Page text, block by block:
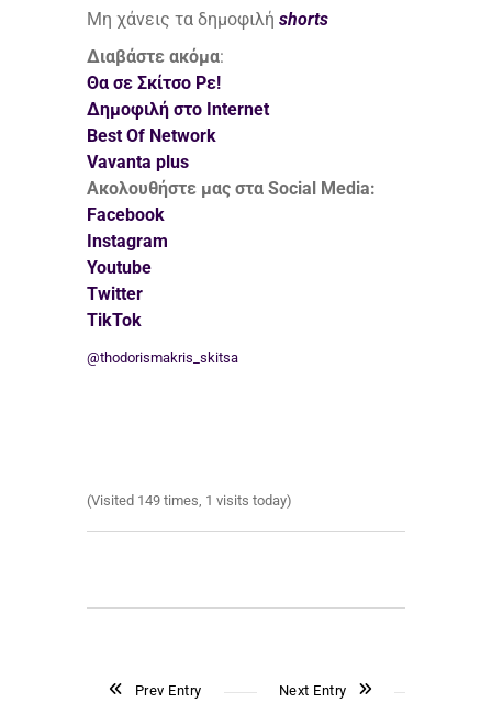
Μη χάνεις τα δημοφιλή shorts
Διαβάστε ακόμα:
Θα σε Σκίτσο Ρε!
Δημοφιλή στο Internet
Best Of Network
Vavanta plus
Ακολουθήστε μας στα Social Media:
Facebook
Instagram
Youtube
Twitter
TikTok
@thodorismakris_skitsa
(Visited 149 times, 1 visits today)
Prev Entry Next Entry